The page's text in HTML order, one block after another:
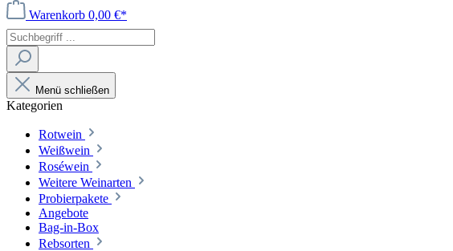
Warenkorb 0,00 €*
Menü schließen
Kategorien
Rotwein
Weißwein
Roséwein
Weitere Weinarten
Probierpakete
Angebote
Bag-in-Box
Rebsorten